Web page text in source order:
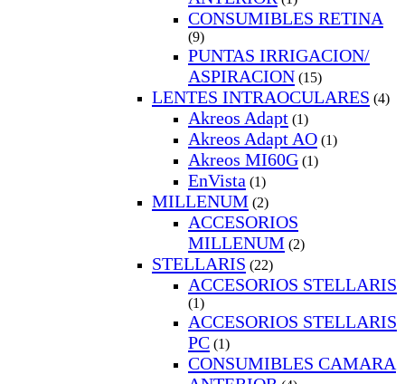
CONSUMIBLES RETINA
(9)
PUNTAS IRRIGACION/
ASPIRACION (15)
LENTES INTRAOCULARES (4)
Akreos Adapt (1)
Akreos Adapt AO (1)
Akreos MI60G (1)
EnVista (1)
MILLENUM (2)
ACCESORIOS
MILLENUM (2)
STELLARIS (22)
ACCESORIOS STELLARIS
(1)
ACCESORIOS STELLARIS
PC (1)
CONSUMIBLES CAMARA